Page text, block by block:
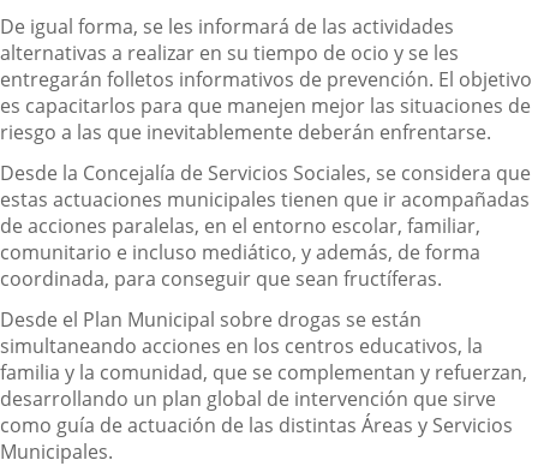
De igual forma, se les informará de las actividades
alternativas a realizar en su tiempo de ocio y se les
entregarán folletos informativos de prevención. El objetivo
es capacitarlos para que manejen mejor las situaciones de
riesgo a las que inevitablemente deberán enfrentarse.
Desde la Concejalía de Servicios Sociales, se considera que
estas actuaciones municipales tienen que ir acompañadas
de acciones paralelas, en el entorno escolar, familiar,
comunitario e incluso mediático, y además, de forma
coordinada, para conseguir que sean fructíferas.
Desde el Plan Municipal sobre drogas se están
simultaneando acciones en los centros educativos, la
familia y la comunidad, que se complementan y refuerzan,
desarrollando un plan global de intervención que sirve
como guía de actuación de las distintas Áreas y Servicios
Municipales.